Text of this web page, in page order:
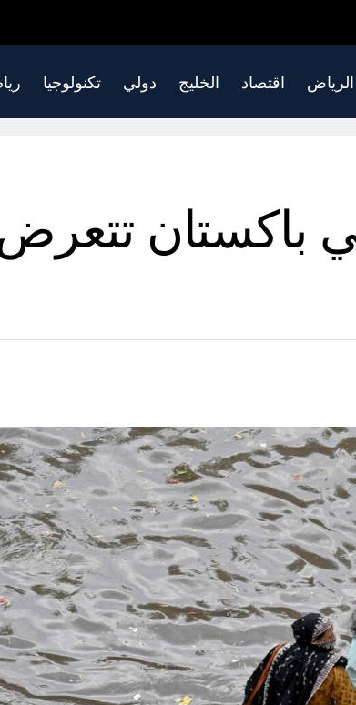
الرياض اقتصاد الخليج دولي تكنولوجيا
باكستان